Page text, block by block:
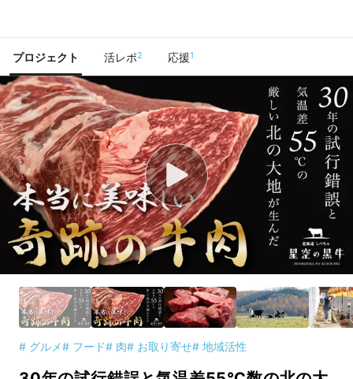
プロジェクト 活レポ2 応援1
# グルメ# フード# 肉# お取り寄せ# 地域活性